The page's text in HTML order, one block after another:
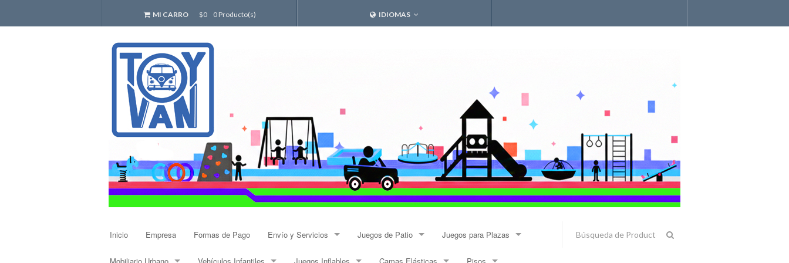
MI CARRO $0 0 Producto(s) IDIOMAS
Inicio Empresa Formas de Pago Envío y Servicios Juegos de Patio Juegos para Plazas